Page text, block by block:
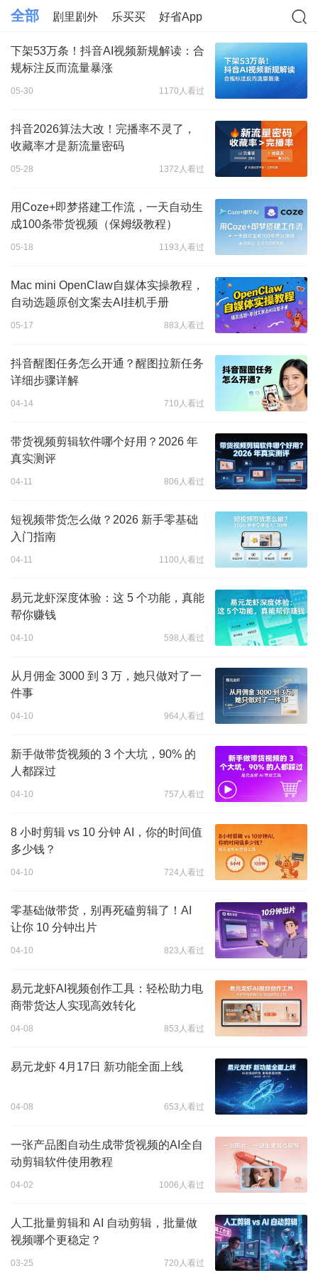
全部 剧里剧外 乐买买 好省App
下架53万条！抖音AI视频新规解读：合
规标注反而流量暴涨
05-30 1170人看过
抖音2026算法大改！完播率不灵了，
收藏率才是新流量密码
05-28 1372人看过
用Coze+即梦搭建工作流，一天自动生
成100条带货视频（保姆级教程）
05-18 1193人看过
Mac mini OpenClaw自媒体实操教程，
自动选题原创文案去AI挂机手册
05-17 883人看过
抖音醒图任务怎么开通？醒图拉新任务
详细步骤详解
04-14 710人看过
带货视频剪辑软件哪个好用？2026 年
真实测评
04-11 806人看过
短视频带货怎么做？2026 新手零基础
入门指南
04-11 1100人看过
易元龙虾深度体验：这 5 个功能，真能
帮你赚钱
04-10 598人看过
从月佣金 3000 到 3 万，她只做对了一
件事
04-10 964人看过
新手做带货视频的 3 个大坑，90% 的
人都踩过
04-10 757人看过
8 小时剪辑 vs 10 分钟 AI，你的时间值
多少钱？
04-10 724人看过
零基础做带货，别再死磕剪辑了！AI
让你 10 分钟出片
04-10 823人看过
易元龙虾AI视频创作工具：轻松助力电
商带货达人实现高效转化
04-08 853人看过
易元龙虾 4月17日 新功能全面上线
04-08 653人看过
一张产品图自动生成带货视频的AI全自
动剪辑软件使用教程
04-02 1006人看过
人工批量剪辑和 AI 自动剪辑，批量做
视频哪个更稳定？
03-25 720人看过